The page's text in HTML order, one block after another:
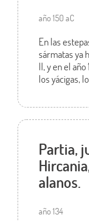
año 150 aC
En las
sármatas ya
II, y en el
los yácigas,
Partia,
alanos.
año 134